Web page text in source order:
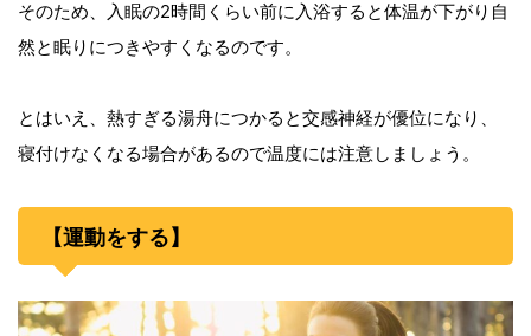
そのため、入眠の2時間くらい前に入浴すると体温が下がり自
然と眠りにつきやすくなるのです。
とはいえ、熱すぎる湯舟につかると交感神経が優位になり、
寝付けなくなる場合があるので温度には注意しましょう。
【運動をする】